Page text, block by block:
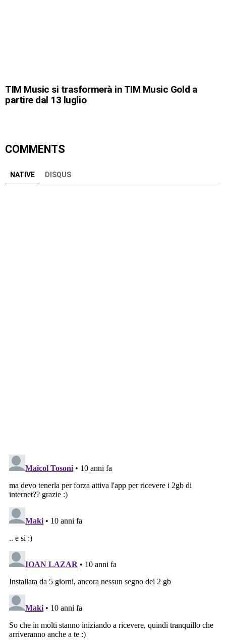
TIM Music si trasformerà in TIM Music Gold a
partire dal 13 luglio
COMMENTS
NATIVE DISQUS